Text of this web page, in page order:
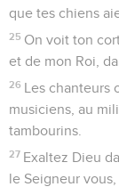
que tes chiens
25 On voit ton
et de mon Roi,
26 Les chanteurs
musiciens, au
tambourins.
27 Exaltez Dieu
le Seigneur vous,